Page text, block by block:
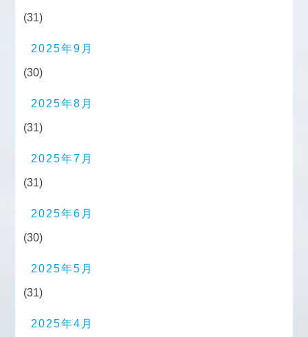
(31)
2025年9月
(30)
2025年8月
(31)
2025年7月
(31)
2025年6月
(30)
2025年5月
(31)
2025年4月